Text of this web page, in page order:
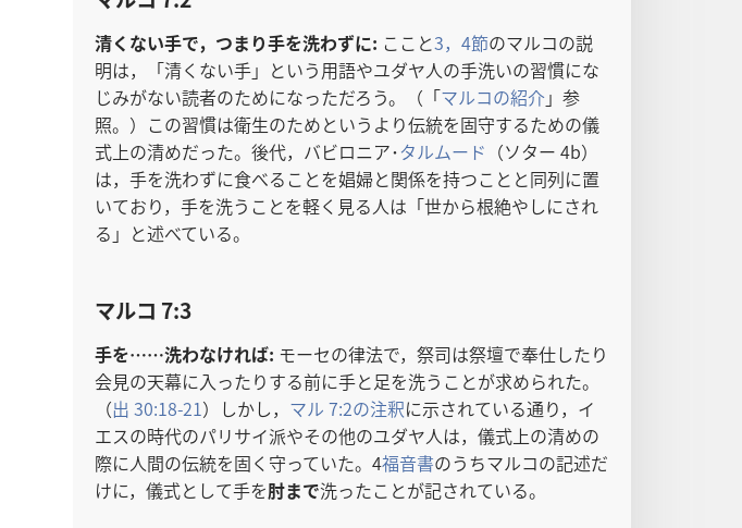
清くない手で，つまり手を洗わずに: ここと3，4節のマルコの説
明は，「清くない手」という用語やユダヤ人の手洗いの習慣にな
じみがない読者のためになっただろう。（「マルコの紹介」参
照。）この習慣は衛生のためというより伝統を固守するための儀
式上の清めだった。後代，バビロニア･タルムード （ソター 4b）
は，手を洗わずに食べることを娼婦と関係を持つことと同列に置
いており，手を洗うことを軽く見る人は「世から根絶やしにされ
る」と述べている。
マルコ 7:3
手を……洗わなければ: モーセの律法で，祭司は祭壇で奉仕したり
会見の天幕に入ったりする前に手と足を洗うことが求められた。
（出 30:18-21）しかし， マル 7:2の注釈に示されている通り，イ
エスの時代のパリサイ派やその他のユダヤ人は，儀式上の清めの
際に人間の伝統を固く守っていた。4福音書のうちマルコの記述だ
けに，儀式として手を肘まで洗ったことが記されている。